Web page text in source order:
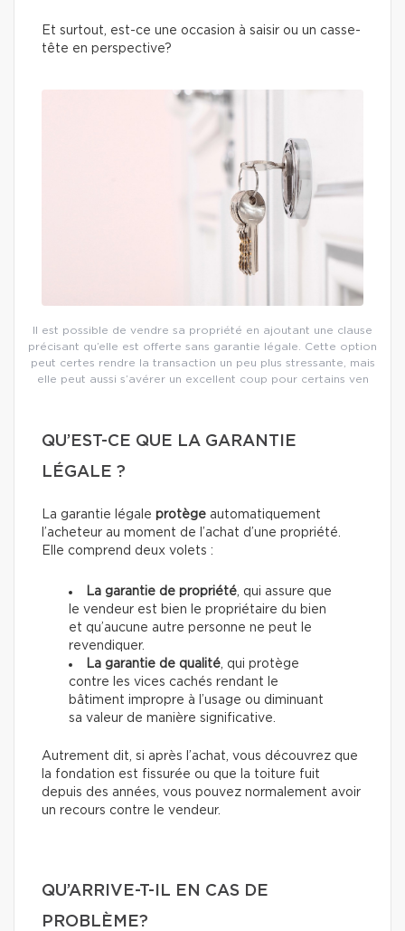
Et surtout, est-ce une occasion à saisir ou un casse-
tête en perspective?
Il est possible de vendre sa propriété en ajoutant une clause
précisant qu’elle est offerte sans garantie légale. Cette option
peut certes rendre la transaction un peu plus stressante, mais
elle peut aussi s’avérer un excellent coup pour certains ven
QU’EST-CE QUE LA GARANTIE
LÉGALE ?
La garantie légale protège automatiquement
l’acheteur au moment de l’achat d’une propriété.
Elle comprend deux volets :
La garantie de propriété , qui assure que
le vendeur est bien le propriétaire du bien
et qu’aucune autre personne ne peut le
revendiquer.
La garantie de qualité , qui protège
contre les vices cachés rendant le
bâtiment impropre à l’usage ou diminuant
sa valeur de manière significative.
Autrement dit, si après l’achat, vous découvrez que
la fondation est fissurée ou que la toiture fuit
depuis des années, vous pouvez normalement avoir
un recours contre le vendeur.
QU’ARRIVE-T-IL EN CAS DE
PROBLÈME?